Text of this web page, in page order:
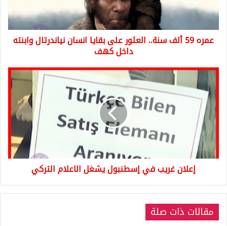
بقايا
انسان
نياندرتال
وابنته
عمره 59 ألف سنة.. العثور على بقايا انسان نياندرتال وابنته
داخل كهف
إعلان
غريب
في
إسطنبول
يشغل
الاعلام
التركي
إعلان غريب في إسطنبول يشغل الاعلام التركي
مقالات ذات صلة